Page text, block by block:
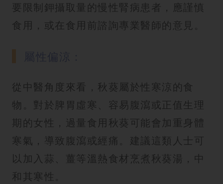
要限制鉀攝取量的慢性腎病患者，應謹慎
食用，或在食用前諮詢專業醫師的意見。
從中醫角度來看，秋葵屬於性寒涼的食
物。對於脾胃虛寒、容易腹瀉或正值生理
期的女性，過量食用秋葵可能會加重身體
寒氣，導致腹瀉或經痛。建議這類人士可
以加入蒜、薑等溫熱食材烹煮秋葵湯，中
和其寒性。